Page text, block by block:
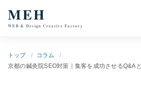
MEH
WEB & Design Creative Factory
トップ
コラム
京都の鍼灸院SEO対策｜集客を成功させるQ&A